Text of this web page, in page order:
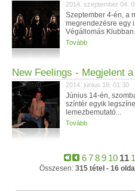
2014. szeptember 04.
Szeptember 4-én, a
megrendezésre egy
Végállomás
Tovább
New Feelings - Megjelent
2014. június 18. 01:30
Június 14-én,
színtér egyik
lemezbemutató...
Tovább
6789 10 11
Összesen: 315 tétel - 16